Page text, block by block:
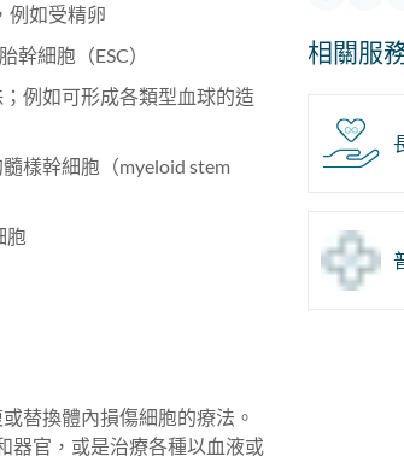
例如受精卵
幹細胞（ESC）
例如可形成各類型血球的造
樣幹細胞（myeloid stem
胞
替換體內損傷細胞的療法。
器官，或是治療各種以血液或
相關服